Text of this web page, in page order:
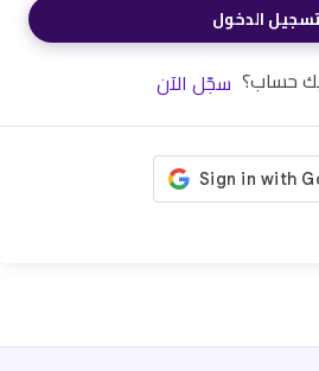
تسجيل الدخول
حساب؟ سجّل الآن